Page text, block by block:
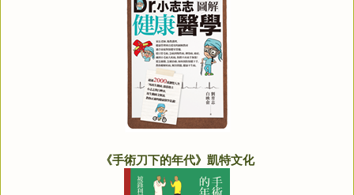
《手術刀下的年代》凱特文化